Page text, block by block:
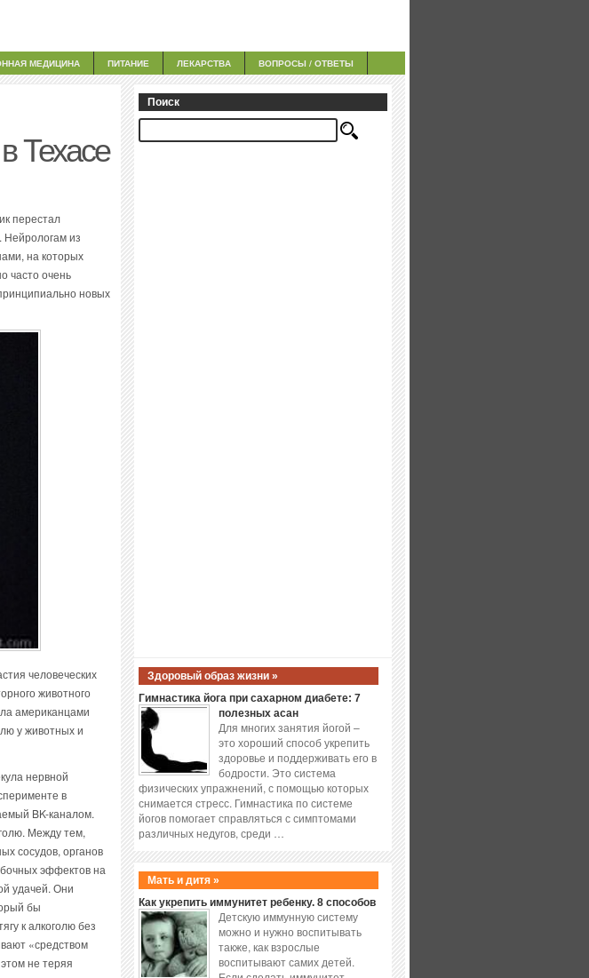
МЕДИЦИНА ПИТАНИЕ ЛЕКАРСТВА ВОПРОСЫ / ОТВЕТЫ
Техасе
перестал
Нейрологам из
на которых
часто очень
новых
человеческих
животного
американцами
у животных и
нервной
в
BK-каналом.
Между тем,
сосудов, органов
эффектов на
удачей. Они
бы
к алкоголю без
«средством
не теряя
Поиск
Здоровый образ жизни »
Гимнастика йога при сахарном диабете: 7
полезных асан
Для многих занятия йогой –
это хороший способ укрепить
здоровье и поддерживать его в
бодрости. Это система
физических упражнений, с помощью которых
снимается стресс. Гимнастика по системе
йогов помогает справляться с симптомами
различных недугов, среди …
Мать и дитя »
Как укрепить иммунитет ребенку. 8 способов
Детскую иммунную систему
можно и нужно воспитывать
также, как взрослые
воспитывают самих детей.